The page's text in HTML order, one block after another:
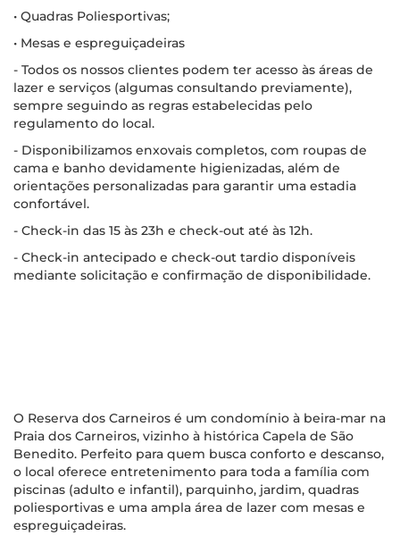
• Quadras Poliesportivas;
• Mesas e espreguiçadeiras
- Todos os nossos clientes podem ter acesso às áreas de
lazer e serviços (algumas consultando previamente),
sempre seguindo as regras estabelecidas pelo
regulamento do local.
- Disponibilizamos enxovais completos, com roupas de
cama e banho devidamente higienizadas, além de
orientações personalizadas para garantir uma estadia
confortável.
- Check-in das 15 às 23h e check-out até às 12h.
- Check-in antecipado e check-out tardio disponíveis
mediante solicitação e confirmação de disponibilidade.
O Reserva dos Carneiros é um condomínio à beira-mar na
Praia dos Carneiros, vizinho à histórica Capela de São
Benedito. Perfeito para quem busca conforto e descanso,
o local oferece entretenimento para toda a família com
piscinas (adulto e infantil), parquinho, jardim, quadras
poliesportivas e uma ampla área de lazer com mesas e
espreguiçadeiras.